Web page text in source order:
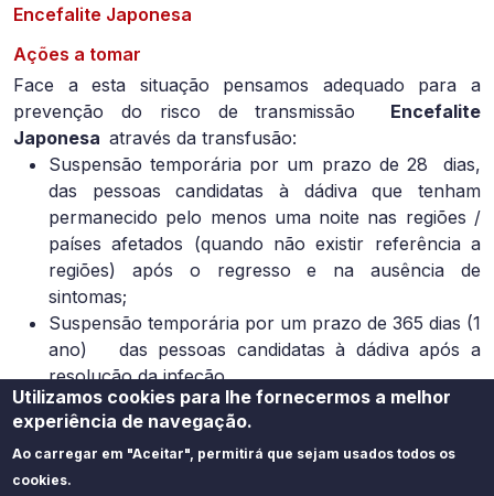
Encefalite Japonesa
Ações a tomar
Face a esta situação pensamos adequado para a
prevenção do risco de transmissão Encefalite
Japonesa através da transfusão:
Suspensão temporária por um prazo de 28
dias,
das pessoas candidatas à dádiva que tenham
permanecido pelo menos uma noite nas regiões /
países afetados (quando não existir referência a
regiões) após o regresso e na ausência de
sintomas;
Suspensão temporária por um prazo de 365 dias (1
ano)
das pessoas candidatas à dádiva após a
resolução da infeção.
Áreas de Interesse
Sangue
Utilizamos cookies para lhe fornecermos a melhor
experiência de navegação.
Ao carregar em "Aceitar", permitirá que sejam usados todos os
cookies.